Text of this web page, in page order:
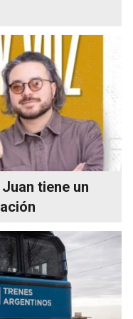
tiene un